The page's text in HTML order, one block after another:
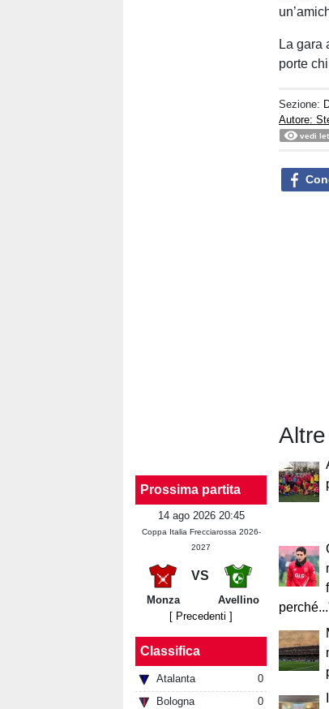
Prossima partita
14 ago 2026 20:45
Coppa Italia Frecciarossa 2026-
2027
VS
Monza
Avellino
[ Precedenti ]
Classifica
Atalanta
0
Bologna
0
La gara
porte
Sezione:
Autore:
vedi